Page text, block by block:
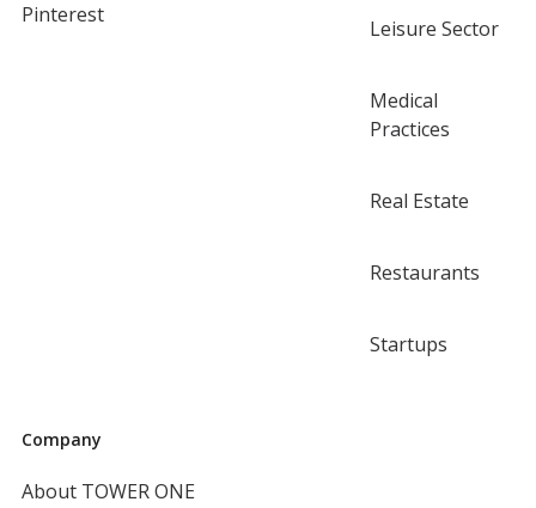
Pinterest
Leisure Sector
Medical
Practices
Real Estate
Restaurants
Startups
Company
About TOWER ONE